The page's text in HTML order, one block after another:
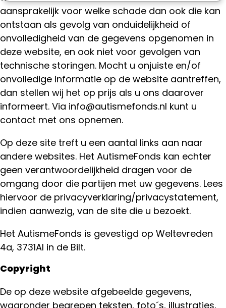
aansprakelijk voor welke schade dan ook die kan
ontstaan als gevolg van onduidelijkheid of
onvolledigheid van de gegevens opgenomen in
deze website, en ook niet voor gevolgen van
technische storingen. Mocht u onjuiste en/of
onvolledige informatie op de website aantreffen,
dan stellen wij het op prijs als u ons daarover
informeert. Via info@autismefonds.nl kunt u
contact met ons opnemen.
Op deze site treft u een aantal links aan naar
andere websites. Het AutismeFonds kan echter
geen verantwoordelijkheid dragen voor de
omgang door die partijen met uw gegevens. Lees
hiervoor de privacyverklaring/privacystatement,
indien aanwezig, van de site die u bezoekt.
Het AutismeFonds is gevestigd op Weltevreden
4a, 3731Al in de Bilt.
Copyright
De op deze website afgebeelde gegevens,
waaronder begrepen teksten, foto´s, illustraties,